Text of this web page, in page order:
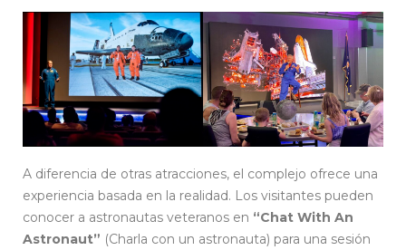
A diferencia de otras atracciones, el complejo ofrece una
experiencia basada en la realidad. Los visitantes pueden
conocer a astronautas veteranos en “Chat With An
Astronaut” (Charla con un astronauta) para una sesión